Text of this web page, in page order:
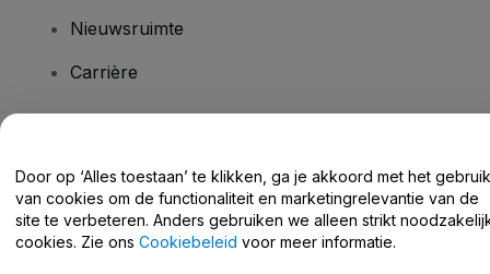
Nieuwsruimte
Carrière
Helpcentrum / Neem Contact Met Ons Op
Door op ‘Alles toestaan’ te klikken, ga je akkoord met het gebruik
van cookies om de functionaliteit en marketingrelevantie van de
site te verbeteren. Anders gebruiken we alleen strikt
cookies. Zie ons Cookiebeleid voor meer informatie.